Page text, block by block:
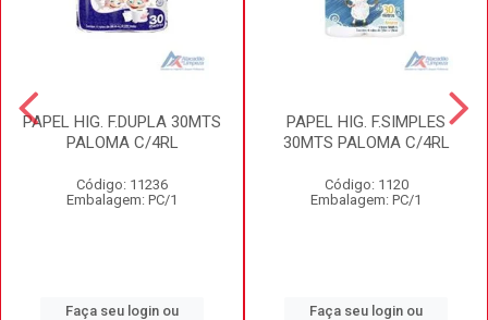
PAPEL HIG. F.DUPLA 30MTS
PALOMA C/4RL
Código: 11236
Embalagem: PC/1
Faça seu login ou
PAPEL HIG. F.SIMPLES
30MTS PALOMA C/4RL
Código: 1120
Embalagem: PC/1
Faça seu login ou